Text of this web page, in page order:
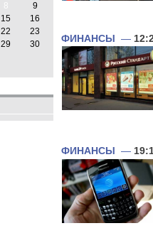
8
9
15
16
22
23
29
30
ФИНАНСЫ —
ФИНАНСЫ —